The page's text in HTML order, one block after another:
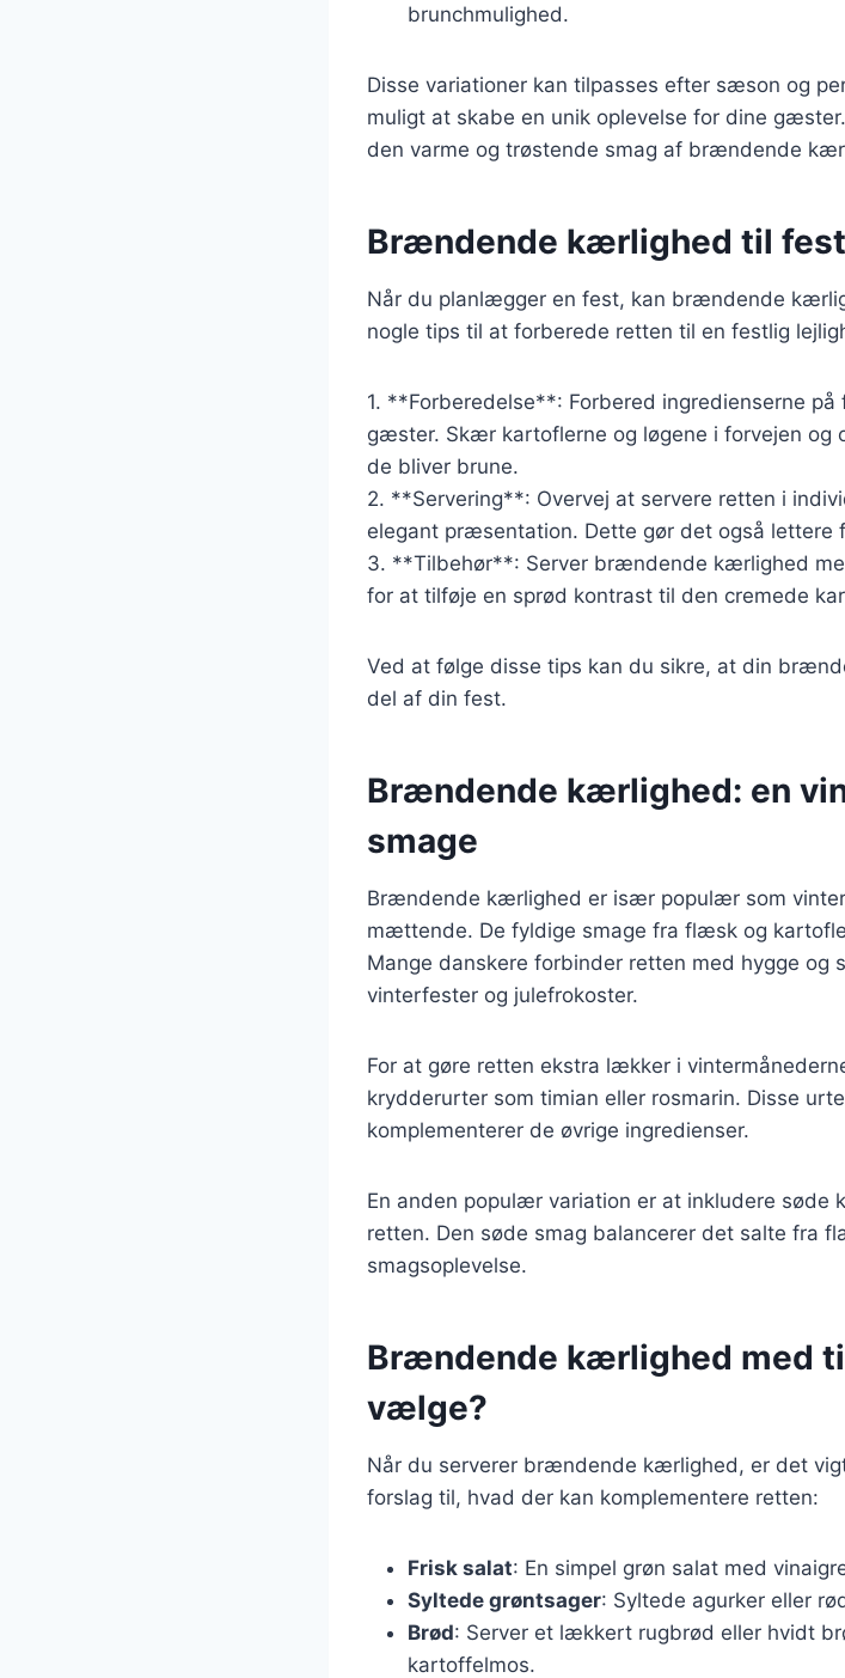
brunchmulighed.
Disse variationer kan tilpasses efter sæson og
muligt at skabe en unik oplevelse for dine
den varme og trøstende smag af brændende
Brændende kærlighed til
Når du planlægger en fest, kan brændende
nogle tips til at forberede retten til en festlig
1. **Forberedelse**: Forbered ingredienserne
gæster. Skær kartoflerne og løgene i forvejen og
de bliver brune.
2. **Servering**: Overvej at servere retten i
elegant præsentation. Dette gør det også
3. **Tilbehør**: Server brændende kærlighed
for at tilføje en sprød kontrast til den cremede
Ved at følge disse tips kan du sikre, at din
del af din fest.
Brændende kærlighed: en
smage
Brændende kærlighed er især populær som
mættende. De fyldige smage fra flæsk og
Mange danskere forbinder retten med hygge og
vinterfester og julefrokoster.
For at gøre retten ekstra lækker i
krydderurter som timian eller rosmarin. Disse
komplementerer de øvrige ingredienser.
En anden populær variation er at inkludere søde
retten. Den søde smag balancerer det salte fra
smagsoplevelse.
Brændende kærlighed med
vælge?
Når du serverer brændende kærlighed, er det
forslag til, hvad der kan komplementere retten:
Frisk salat: En simpel grøn salat med
Syltede grøntsager: Syltede agurker eller
Brød: Server et lækkert rugbrød eller hvidt
kartoffelmos.